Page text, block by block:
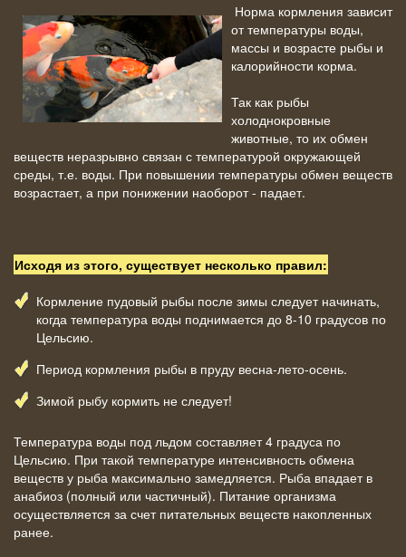
Норма кормления зависит
от температуры воды,
массы и возрасте рыбы и
калорийности корма.
Так как рыбы
холоднокровные
животные, то их обмен
веществ неразрывно связан с температурой окружающей
среды, т.е. воды. При повышении температуры обмен веществ
возрастает, а при понижении наоборот - падает.
Исходя из этого, существует несколько правил:
Кормление пудовый рыбы после зимы следует начинать,
когда температура воды поднимается до 8-10 градусов по
Цельсию.
Период кормления рыбы в пруду весна-лето-осень.
Зимой рыбу кормить не следует!
Температура воды под льдом составляет 4 градуса по
Цельсию. При такой температуре интенсивность обмена
веществ у рыба максимально замедляется. Рыба впадает в
анабиоз (полный или частичный). Питание организма
осуществляется за счет питательных веществ накопленных
ранее.